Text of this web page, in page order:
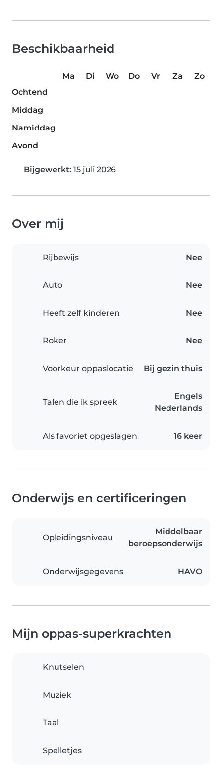
Beschikbaarheid
Ma Di Wo Do Vr Za
Zo
Ochtend
Middag
Namiddag
Avond
Bijgewerkt: 15 juli 2026
Over mij
Rijbewijs Nee
Auto Nee
Heeft zelf kinderen Nee
Roker Nee
Voorkeur oppaslocatie Bij gezin thuis
Talen die ik spreek
Engels
Nederlands
Als favoriet opgeslagen 16 keer
Onderwijs en certificeringen
Opleidingsniveau
Middelbaar
beroepsonderwijs
Onderwijsgegevens HAVO
Mijn oppas-superkrachten
Knutselen
Muziek
Taal
Spelletjes